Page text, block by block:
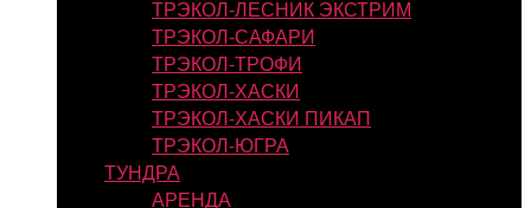
ТРЭКОЛ-ЛЕСНИК ЭКСТРИМ
ТРЭКОЛ-САФАРИ
ТРЭКОЛ-ТРОФИ
ТРЭКОЛ-ХАСКИ
ТРЭКОЛ-ХАСКИ ПИКАП
ТРЭКОЛ-ЮГРА
ТУНДРА
АРЕНДА